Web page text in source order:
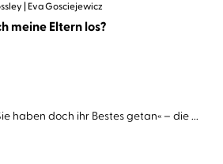
Eva Gosciejewicz
meine Eltern los?
haben doch ihr Bestes getan« – die ...